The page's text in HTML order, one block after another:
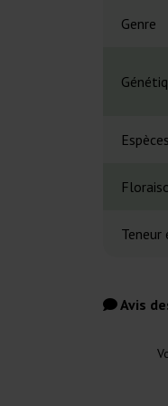
Genre
Espèces
Teneur
Avis